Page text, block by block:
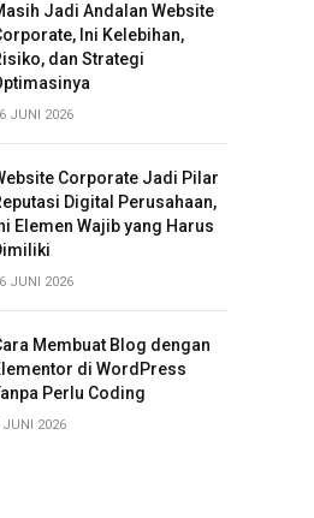
Jadi Andalan Website
Ini Kelebihan,
dan Strategi
JUNI 2026
Corporate Jadi Pilar
Digital Perusahaan,
Elemen Wajib yang Harus
JUNI 2026
Membuat Blog dengan
di WordPress
Perlu Coding
JUNI 2026